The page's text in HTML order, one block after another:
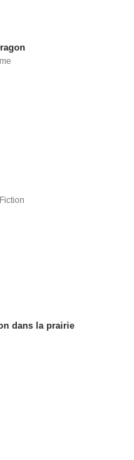
dans la prairie